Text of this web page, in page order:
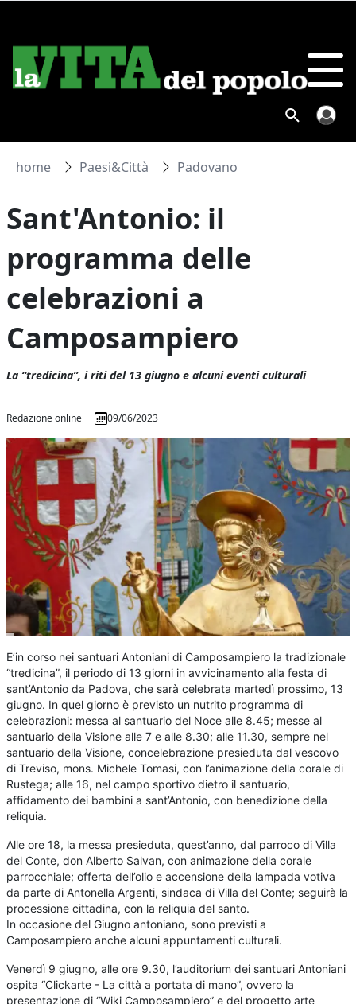
home Paesi&Città Padovano
Sant'Antonio: il
programma delle
celebrazioni a
Camposampiero
La “tredicina”, i riti del 13 giugno e alcuni eventi culturali
Redazione online 09/06/2023
E’in corso nei santuari Antoniani di Camposampiero la tradizionale
“tredicina”, il periodo di 13 giorni in avvicinamento alla festa di
sant’Antonio da Padova, che sarà celebrata martedì prossimo, 13
giugno. In quel giorno è previsto un nutrito programma di
celebrazioni: messa al santuario del Noce alle 8.45; messe al
santuario della Visione alle 7 e alle 8.30; alle 11.30, sempre nel
santuario della Visione, concelebrazione presieduta dal vescovo
di Treviso, mons. Michele Tomasi, con l’animazione della corale di
Rustega; alle 16, nel campo sportivo dietro il santuario,
affidamento dei bambini a sant’Antonio, con benedizione della
reliquia.
Alle ore 18, la messa presieduta, quest’anno, dal parroco di Villa
del Conte, don Alberto Salvan, con animazione della corale
parrocchiale; offerta dell’olio e accensione della lampada votiva
da parte di Antonella Argenti, sindaca di Villa del Conte; seguirà la
processione cittadina, con la reliquia del santo.
In occasione del Giugno antoniano, sono previsti a
Camposampiero anche alcuni appuntamenti culturali.
Venerdì 9 giugno, alle ore 9.30, l’auditorium dei santuari Antoniani
ospita “Clickarte - La città a portata di mano”, ovvero la
presentazione di “Wiki Camposampiero” e del progetto arte